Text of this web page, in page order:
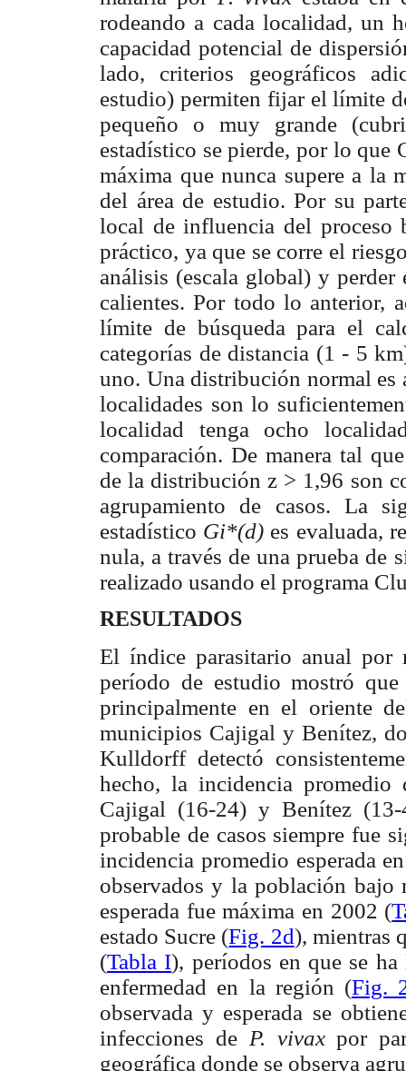
rodeando a cada localidad, un
capacidad potencial de
lado, criterios geográficos
estudio) permiten fijar el límite
pequeño o muy grande
estadístico se pierde, por lo que
máxima que nunca supere a la
del área de estudio. Por su
local de influencia del
práctico, ya que se corre el
análisis (escala global) y
calientes. Por todo lo anterior,
límite de búsqueda para el
categorías de distancia (1 - 5
uno. Una distribución normal es
localidades son lo
localidad tenga ocho
comparación. De manera tal
de la distribución z > 1,96 son
agrupamiento de casos. La
estadístico Gi*(d) es evaluada,
nula, a través de una prueba
realizado usando el programa
RESULTADOS
El índice parasitario anual por
período de estudio mostró
principalmente en el oriente
municipios Cajigal y Benítez,
Kulldorff detectó
hecho, la incidencia promedio
Cajigal (16-24) y Benítez
probable de casos siempre fue
incidencia promedio esperada
observados y la población bajo
esperada fue máxima en 2002 (
estado Sucre (Fig. 2d), mientras
(Tabla I), períodos en que se
enfermedad en la región (Fig.
observada y esperada se
infecciones de P. vivaxpor
geográfica donde se observa